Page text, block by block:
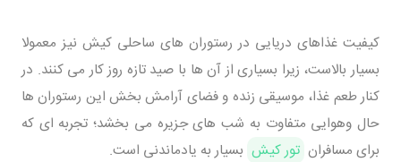
کیفیت غذاهای دریایی در رستوران های ساحلی کیش نیز معمولا
بسیار بالاست، زیرا بسیاری از آن ها با صید تازه روز کار می کنند. در
کنار طعم غذا، موسیقی زنده و فضای آرامش بخش این رستوران ها
حال وهوایی متفاوت به شب های جزیره می بخشد؛ تجربه ای که
برای مسافران تور کیش بسیار به یادماندنی است.